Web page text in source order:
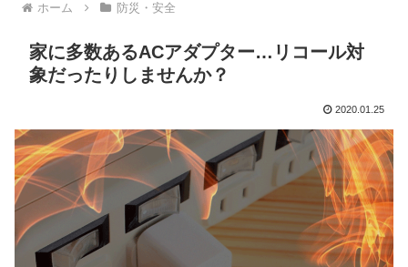
ホーム 防災・安全
家に多数あるACアダプター…リコール対
象だったりしませんか？
2020.01.25